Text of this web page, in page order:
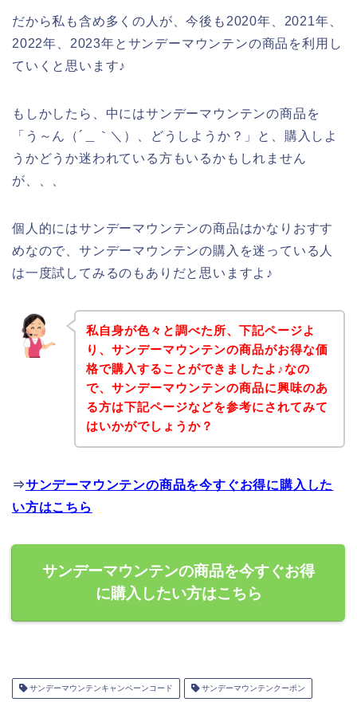
だから私も含め多くの人が、今後も2020年、2021年、
2022年、2023年とサンデーマウンテンの商品を利用し
ていくと思います♪
もしかしたら、中にはサンデーマウンテンの商品を
「う～ん（´＿｀＼）、どうしようか？」と、購入しよ
うかどうか迷われている方もいるかもしれません
が、、、
個人的にはサンデーマウンテンの商品はかなりおすす
めなので、サンデーマウンテンの購入を迷っている人
は一度試してみるのもありだと思いますよ♪
私自身が色々と調べた所、下記ページよ
り、サンデーマウンテンの商品がお得な価
格で購入することができましたよ♪なの
で、サンデーマウンテンの商品に興味のあ
る方は下記ページなどを参考にされてみて
はいかがでしょうか？
⇒サンデーマウンテンの商品を今すぐお得に購入した
い方はこちら
サンデーマウンテンの商品を今すぐお得
に購入したい方はこちら
サンデーマウンテンキャンペーンコード サンデーマウンテンクーポン